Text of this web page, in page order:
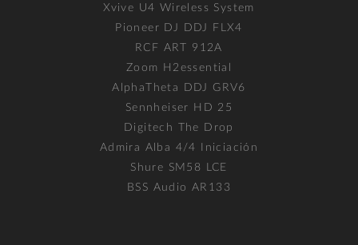
Xvive U4 Wireless System
Pioneer DJ DDJ FLX4
RCF ART 912A
Zoom H2essential
AlphaTheta DDJ GRV6
Sennheiser HD 25
Digitech The Drop
Admira Alba 4/4 Iniciación
Shure SM58 LCE
BSS Audio AR133